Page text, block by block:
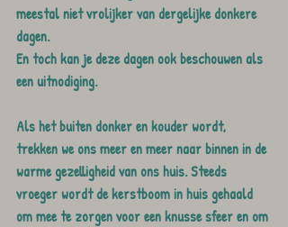
meestal niet vrolijker van dergelijke donkere
dagen.
En toch kan je deze dagen ook beschouwen als
een uitnodiging.
Als het buiten donker en kouder wordt,
trekken we ons meer en meer naar binnen in de
warme gezelligheid van ons huis. Steeds
vroeger wordt de kerstboom in huis gehaald
om mee te zorgen voor een knusse sfeer en om